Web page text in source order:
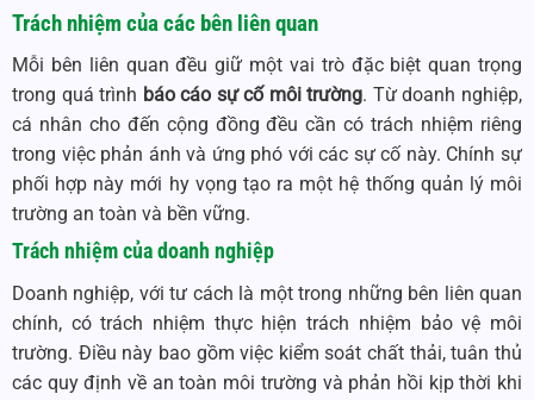
Trách nhiệm của các bên liên quan
Mỗi bên liên quan đều giữ một vai trò đặc biệt quan trọng
trong quá trình báo cáo sự cố môi trường. Từ doanh nghiệp,
cá nhân cho đến cộng đồng đều cần có trách nhiệm riêng
trong việc phản ánh và ứng phó với các sự cố này. Chính sự
phối hợp này mới hy vọng tạo ra một hệ thống quản lý môi
trường an toàn và bền vững.
Trách nhiệm của doanh nghiệp
Doanh nghiệp, với tư cách là một trong những bên liên quan
chính, có trách nhiệm thực hiện trách nhiệm bảo vệ môi
trường. Điều này bao gồm việc kiểm soát chất thải, tuân thủ
các quy định về an toàn môi trường và phản hồi kịp thời khi